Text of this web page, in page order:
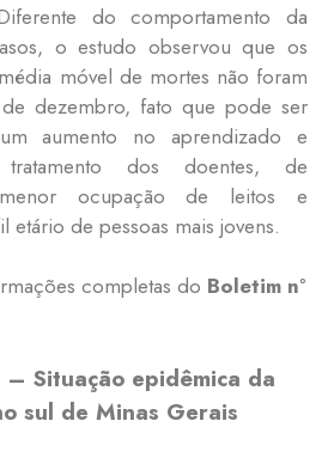
do comportamento da
o estudo observou que os
móvel de mortes não foram
dezembro, fato que pode ser
aumento no aprendizado e
dos doentes, de
ocupação de leitos e
de pessoas mais jovens.
completas do Boletim n°
– Situação epidêmica da
sul de Minas Gerais